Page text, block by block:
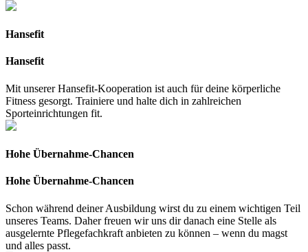
Hansefit
Hansefit
Mit unserer Hansefit-Kooperation ist auch für deine körperliche
Fitness gesorgt. Trainiere und halte dich in zahlreichen
Sporteinrichtungen fit.
Hohe Übernahme-Chancen
Hohe Übernahme-Chancen
Schon während deiner Ausbildung wirst du zu einem wichtigen Teil
unseres Teams. Daher freuen wir uns dir danach eine Stelle als
ausgelernte Pflegefachkraft anbieten zu können – wenn du magst
und alles passt.